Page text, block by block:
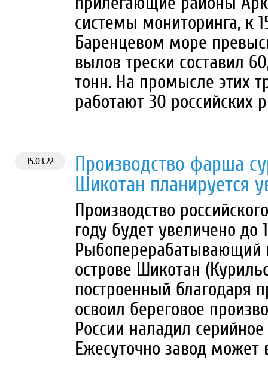
системы мониторинга, к
Баренцевом море
вылов трески составил
тонн. На промысле этих
работают 30
15.03.22
Производство фарша
Шикотан планируется
Производство
году будет увеличено до
Рыбоперерабатывающий
острове Шикотан
построенный благодаря
освоил береговое
России наладил
Ежесуточно завод может